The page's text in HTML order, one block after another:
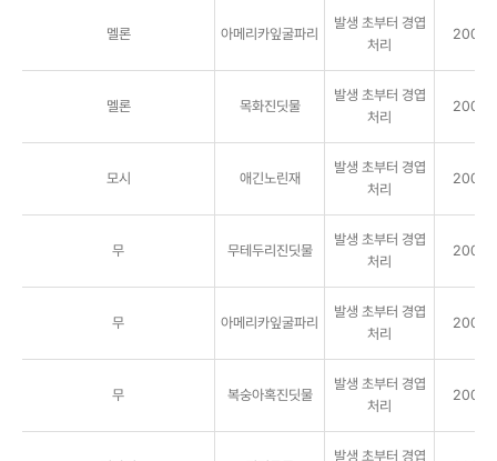
멜론 아메리카잎굴파리
발생 초부터 경엽
처리
2000
멜론 목화진딧물
발생 초부터 경엽
처리
2000
모시 애긴노린재
발생 초부터 경엽
처리
2000
무 무테두리진딧물
발생 초부터 경엽
처리
2000
무 아메리카잎굴파리
발생 초부터 경엽
처리
2000
무 복숭아혹진딧물
발생 초부터 경엽
처리
2000
발생 초부터 경엽